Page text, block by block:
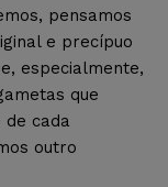
pensamos
e precípuo
especialmente,
que
cada
outro